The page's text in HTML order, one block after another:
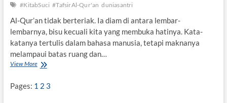
#KitabSuci #TafsirAl-Qur'an duniasantri
Al-Qur’an tidak berteriak. Ia diam di antara lembar-
lembarnya, bisu kecuali kita yang membuka hatinya. Kata-
katanya tertulis dalam bahasa manusia, tetapi maknanya
melampaui batas ruang dan…
View MoreA
Q
Pages: 1 2 3